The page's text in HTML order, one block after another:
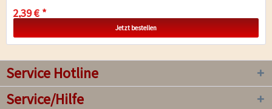
2,39 € *
Jetzt bestellen
Service Hotline
Service/Hilfe